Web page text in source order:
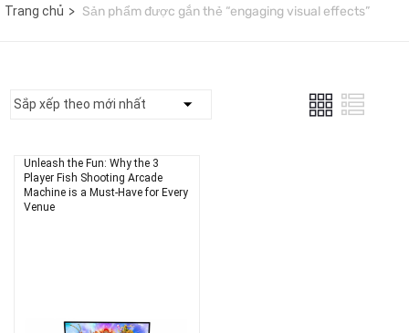
Trang chủ Sản phẩm được gắn thẻ “engaging visual effects”
Unleash the Fun: Why the 3
Player Fish Shooting Arcade
Machine is a Must-Have for Every
Venue